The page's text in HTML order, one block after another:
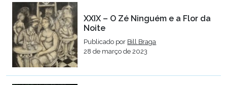
XXIX – O Zé Ninguém e a Flor da
Noite
Publicado por Bill Braga
28 de março de 2023